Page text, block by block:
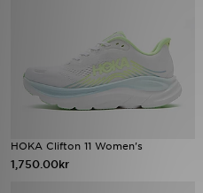
HOKA Clifton 11 Women's
1,750.00kr